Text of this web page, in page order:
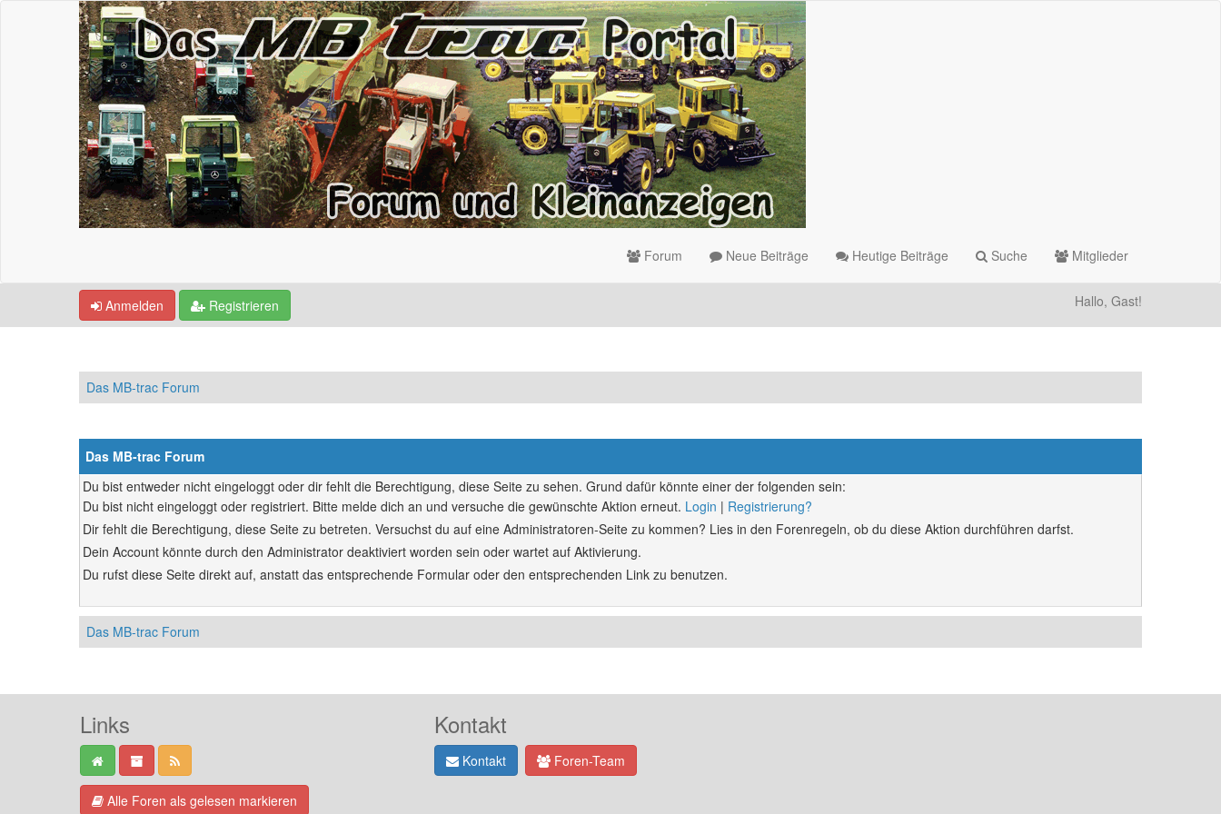
Forum Neue Beiträge Heutige Beiträge Suche Mitglieder
Anmelden Registrieren Hallo, Gast!
Das MB-trac Forum
Das MB-trac Forum
Du bist entweder nicht eingeloggt oder dir fehlt die Berechtigung, diese Seite zu sehen. Grund dafür könnte einer der folgenden sein:
Du bist nicht eingeloggt oder registriert. Bitte melde dich an und versuche die gewünschte Aktion erneut. Login | Registrierung?
Dir fehlt die Berechtigung, diese Seite zu betreten. Versuchst du auf eine Administratoren-Seite zu kommen? Lies in den Forenregeln, ob du diese Aktion durchführen darfst.
Dein Account könnte durch den Administrator deaktiviert worden sein oder wartet auf Aktivierung.
Du rufst diese Seite direkt auf, anstatt das entsprechende Formular oder den entsprechenden Link zu benutzen.
Das MB-trac Forum
Links
Alle Foren als gelesen markieren
Kontakt
Kontakt Foren-Team